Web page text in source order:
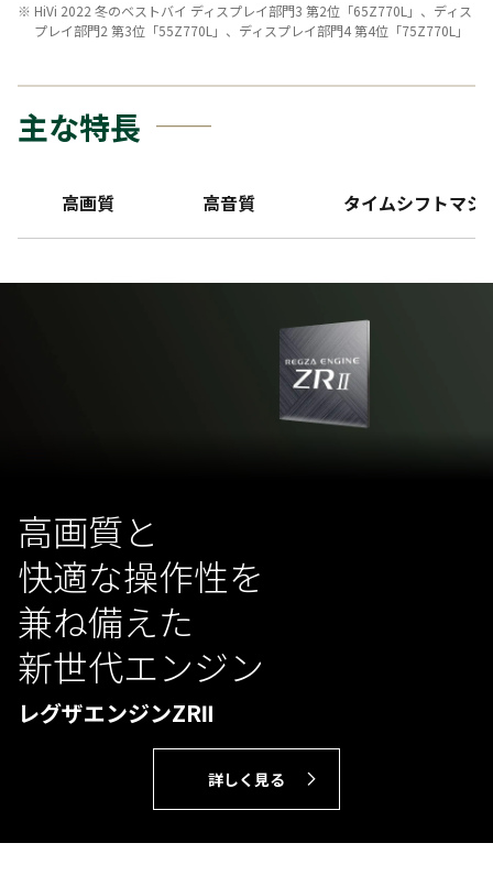
HiVi 2022 冬のベストバイ ディスプレイ部門3 第2位「65Z770L」、ディス
プレイ部門2 第3位「55Z770L」、ディスプレイ部門4 第4位「75Z770L」
主な特長
高画質 高音質 タイムシフトマシ
高画質と
快適な操作性を
兼ね備えた
新世代エンジン
レグザエンジンZRⅡ
詳しく見る